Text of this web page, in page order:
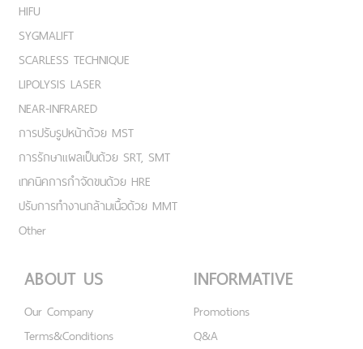
HIFU
SYGMALIFT
SCARLESS TECHNIQUE
LIPOLYSIS LASER
NEAR-INFRARED
การปรับรูปหน้าด้วย MST
การรักษาแผลเป็นด้วย SRT, SMT
เทคนิคการกำจัดขนด้วย HRE
ปรับการทำงานกล้ามเนื้อด้วย MMT
Other
ABOUT US
Our Company
Terms&Conditions
INFORMATIVE
Promotions
Q&A